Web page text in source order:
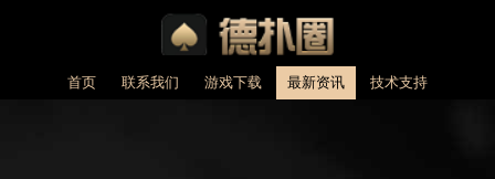
首页 联系我们 游戏下载 最新资讯 技术支持